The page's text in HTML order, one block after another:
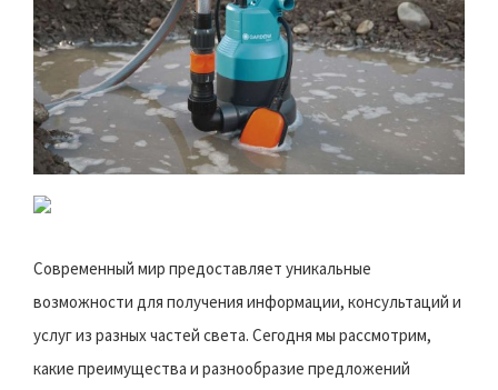
Современный мир предоставляет уникальные
возможности для получения информации, консультаций и
услуг из разных частей света. Сегодня мы рассмотрим,
какие преимущества и разнообразие предложений